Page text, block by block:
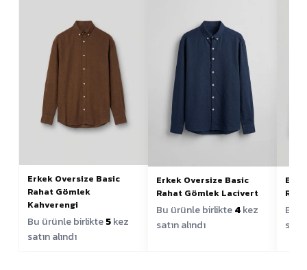
Erkek Oversize Basic
Rahat Gömlek
Kahverengi
Bu ürünle birlikte5kez
satın alındı
Erkek Oversize Basic
Rahat Gömlek Lacivert
Bu ürünle birlikte4kez
satın alındı
Bu